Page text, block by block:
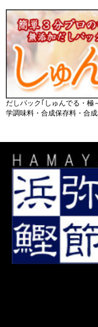
だしパック｢しゅんでる・極
学調味料・合成保存料・合